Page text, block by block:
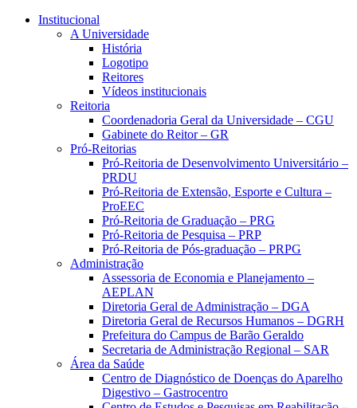
Conteúdo principal
Institucional
A Universidade
História
Logotipo
Reitores
Vídeos institucionais
Reitoria
Coordenadoria Geral da Universidade – CGU
Gabinete do Reitor – GR
Pró-Reitorias
Pró-Reitoria de Desenvolvimento Universitário –
PRDU
Pró-Reitoria de Extensão, Esporte e Cultura –
ProEEC
Pró-Reitoria de Graduação – PRG
Pró-Reitoria de Pesquisa – PRP
Pró-Reitoria de Pós-graduação – PRPG
Administração
Assessoria de Economia e Planejamento –
AEPLAN
Diretoria Geral de Administração – DGA
Diretoria Geral de Recursos Humanos – DGRH
Prefeitura do Campus de Barão Geraldo
Secretaria de Administração Regional – SAR
Área da Saúde
Centro de Diagnóstico de Doenças do Aparelho
Digestivo – Gastrocentro